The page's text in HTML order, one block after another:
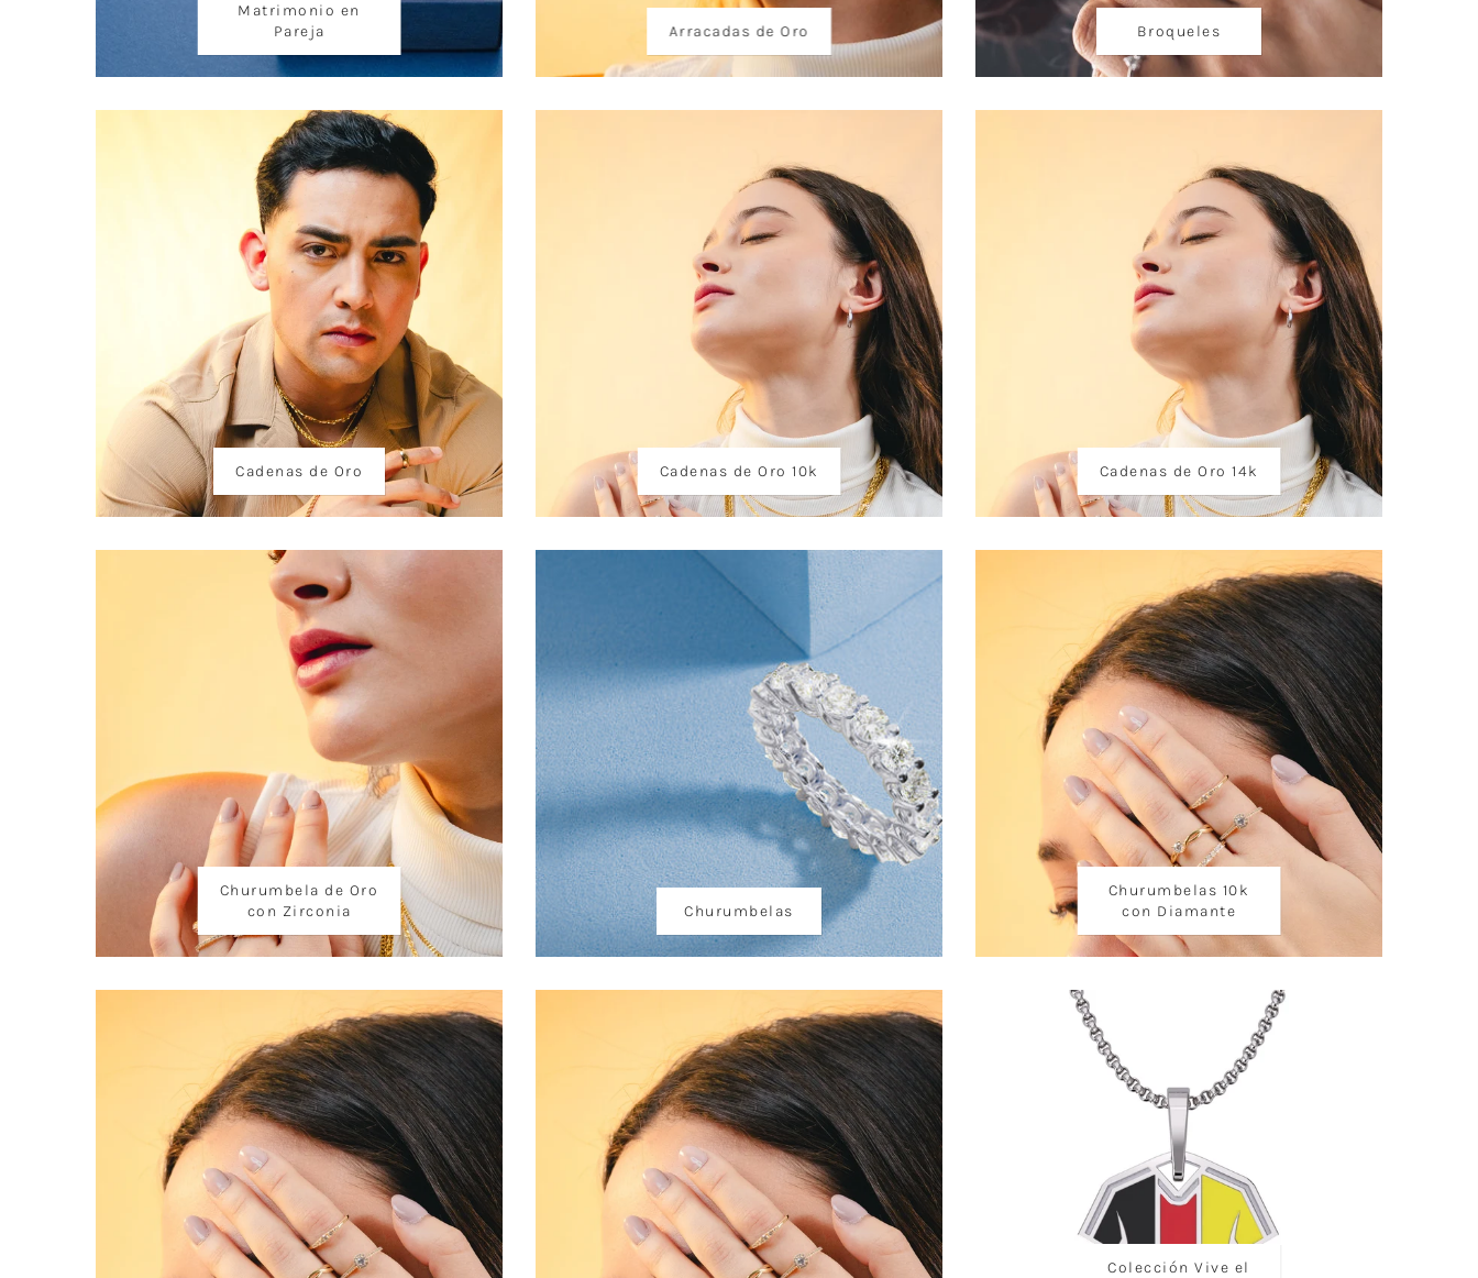
Matrimonio en
Pareja
Arracadas de Oro Broqueles
Cadenas de Oro Cadenas de Oro 10k Cadenas de Oro 14k
Churumbela de Oro
con Zirconia
Churumbelas
Churumbelas 10k
con Diamante
Colección Vive el